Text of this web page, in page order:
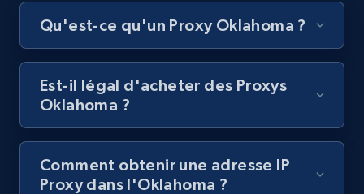
Qu'est-ce qu'un Proxy Oklahoma ?
Est-il légal d'acheter des Proxys
Oklahoma ?
Comment obtenir une adresse IP
Proxy dans l'Oklahoma ?